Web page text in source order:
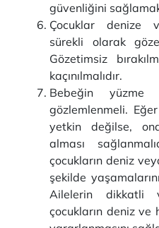
güvenliğini
Çocuklar denize
sürekli olarak
Gözetimsiz
kaçınılmalıdır.
Bebeğin yüzme
gözlemlenmeli.
yetkin değilse,
alması
çocukların deniz
şekilde
Ailelerin dikkatli
çocukların deniz